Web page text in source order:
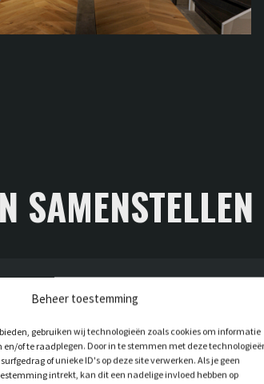
Beheer toestemming
gebruiken wij technologieën zoals cookies om informatie
en/of te raadplegen. Door in te stemmen met deze
of unieke ID's op deze site verwerken. Als je geen
intrekt, kan dit een nadelige invloed hebben op
SAMENSTELLEN
SORTERING
eerste stap in het recept is het kiezen van
sortering van de vloer. Deze sortering